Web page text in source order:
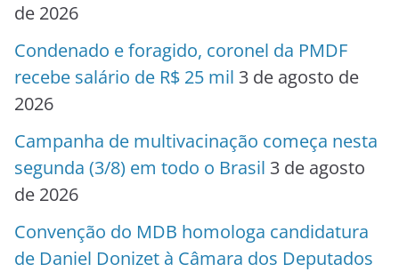
de 2026
Condenado e foragido, coronel da PMDF
recebe salário de R$ 25 mil 3 de agosto de
2026
Campanha de multivacinação começa nesta
segunda (3/8) em todo o Brasil 3 de agosto
de 2026
Convenção do MDB homologa candidatura
de Daniel Donizet à Câmara dos Deputados